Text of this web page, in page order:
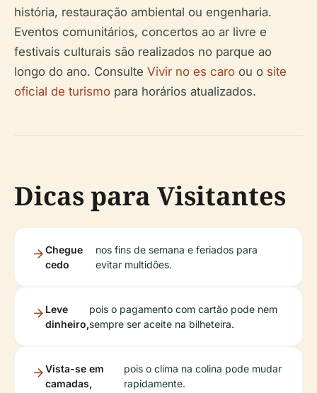
história, restauração ambiental ou engenharia.
Eventos comunitários, concertos ao ar livre e
festivais culturais são realizados no parque ao
longo do ano. Consulte Vivir no es caro ou o site
oficial de turismo para horários atualizados.
Dicas para Visitantes
Chegue
cedo
nos fins de semana e feriados para
evitar multidões.
Leve
dinheiro,
pois o pagamento com cartão pode nem
sempre ser aceite na bilheteira.
Vista-se em
camadas,
pois o clima na colina pode mudar
rapidamente.